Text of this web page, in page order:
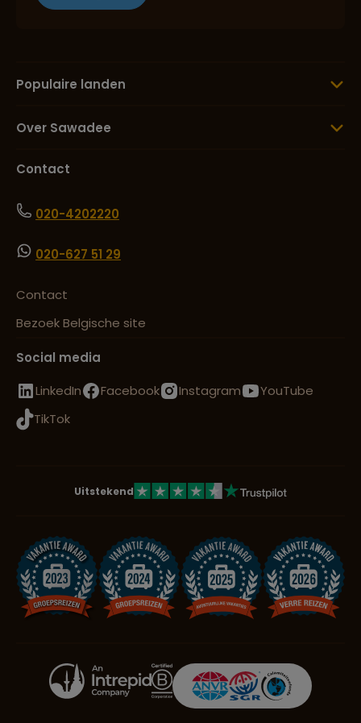
Populaire landen
Over Sawadee
Contact
020-4202220
020-627 51 29
Contact
Bezoek Belgische site
Social media
LinkedIn
Facebook Instagram
YouTube
TikTok
Uitstekend